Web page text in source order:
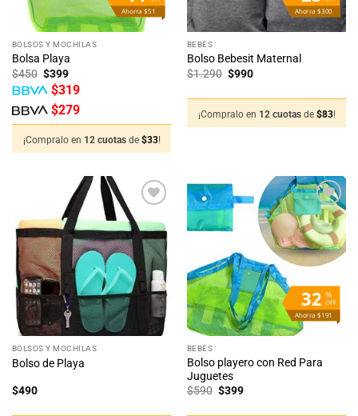
Ahorra $51
BOLSOS Y MOCHILAS
Bolsa Playa
$450 El
precio
original
era:
$450.
$399El
precio
actual
es:
$399.
$319
$279
¡Compralo en 12 cuotas de $33!
Ahorra $300
BEBÉS
Bolso Bebesit Maternal
$1.290 El
$1.290.
$990El
$990.
¡Compralo en 12 cuotas de $83!
Añadir
a la
lista
de
deseos
BOLSOS Y MOCHILAS
Bolso de Playa
$490
%
OFF
32
Ahorra $191
Añadir
a la
lista
de
deseos
BEBÉS
Bolso playero con Red Para
Juguetes
$590 El
$399El